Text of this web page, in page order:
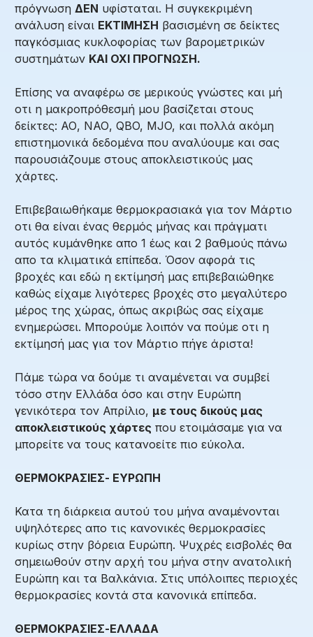
πρόγνωση ΔΕΝ υφίσταται. Η συγκεκριμένη
ανάλυση είναι ΕΚΤΙΜΗΣΗ βασισμένη σε δείκτες
παγκόσμιας κυκλοφορίας των βαρομετρικών
συστημάτων ΚΑΙ ΟΧΙ ΠΡΟΓΝΩΣΗ.
Επίσης να αναφέρω σε μερικούς γνώστες και μή
οτι η μακροπρόθεσμή μου βασίζεται στους
δείκτες: ΑΟ, ΝΑΟ, QBO, MJO, και πολλά ακόμη
επιστημονικά δεδομένα που αναλύουμε και σας
παρουσιάζουμε στους αποκλειστικούς μας
χάρτες.
Επιβεβαιωθήκαμε θερμοκρασιακά για τον Μάρτιο
οτι θα είναι ένας θερμός μήνας και πράγματι
αυτός κυμάνθηκε απο 1 έως και 2 βαθμούς πάνω
απο τα κλιματικά επίπεδα. Όσον αφορά τις
βροχές και εδώ η εκτίμησή μας επιβεβαιώθηκε
καθώς είχαμε λιγότερες βροχές στο μεγαλύτερο
μέρος της χώρας, όπως ακριβώς σας είχαμε
ενημερώσει. Μπορούμε λοιπόν να πούμε οτι η
εκτίμησή μας για τον Μάρτιο πήγε άριστα!
Πάμε τώρα να δούμε τι αναμένεται να συμβεί
τόσο στην Ελλάδα όσο και στην Ευρώπη
γενικότερα τον Απρίλιο, με τους δικούς μας
αποκλειστικούς χάρτες που ετοιμάσαμε για να
μπορείτε να τους κατανοείτε πιο εύκολα.
ΘΕΡΜΟΚΡΑΣΙΕΣ- ΕΥΡΩΠΗ
Κατα τη διάρκεια αυτού του μήνα αναμένονται
υψηλότερες απο τις κανονικές θερμοκρασίες
κυρίως στην βόρεια Ευρώπη. Ψυχρές εισβολές θα
σημειωθούν στην αρχή του μήνα στην ανατολική
Ευρώπη και τα Βαλκάνια. Στις υπόλοιπες περιοχές
θερμοκρασίες κοντά στα κανονικά επίπεδα.
ΘΕΡΜΟΚΡΑΣΙΕΣ-ΕΛΛΑΔΑ